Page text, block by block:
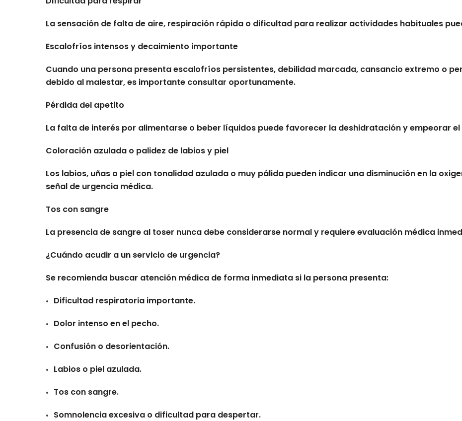
La sensación de falta de aire, respiración rápida o dificultad para realizar actividades habituales
Escalofríos intensos y decaimiento importante
Cuando una persona presenta escalofríos persistentes, debilidad marcada, cansancio extremo o
debido al malestar, es importante consultar oportunamente.
Pérdida del apetito
La falta de interés por alimentarse o beber líquidos puede favorecer la deshidratación y empeorar
Coloración azulada o palidez de labios y piel
Los labios, uñas o piel con tonalidad azulada o muy pálida pueden indicar una disminución en la
señal de urgencia médica.
Tos con sangre
La presencia de sangre al toser nunca debe considerarse normal y requiere evaluación médica
¿Cuándo acudir a un servicio de urgencia?
Se recomienda buscar atención médica de forma inmediata si la persona presenta:
Dificultad respiratoria importante.
Dolor intenso en el pecho.
Confusión o desorientación.
Labios o piel azulada.
Tos con sangre.
Somnolencia excesiva o dificultad para despertar.